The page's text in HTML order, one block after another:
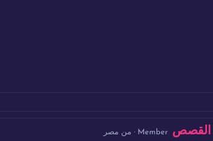
القصص Member
· من مصر